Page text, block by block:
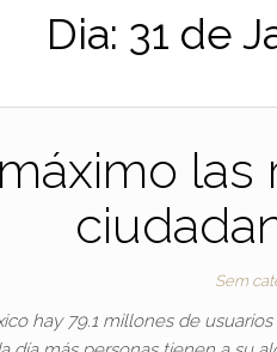
Dia: 31 de
Sem
hay 79.1 millones de